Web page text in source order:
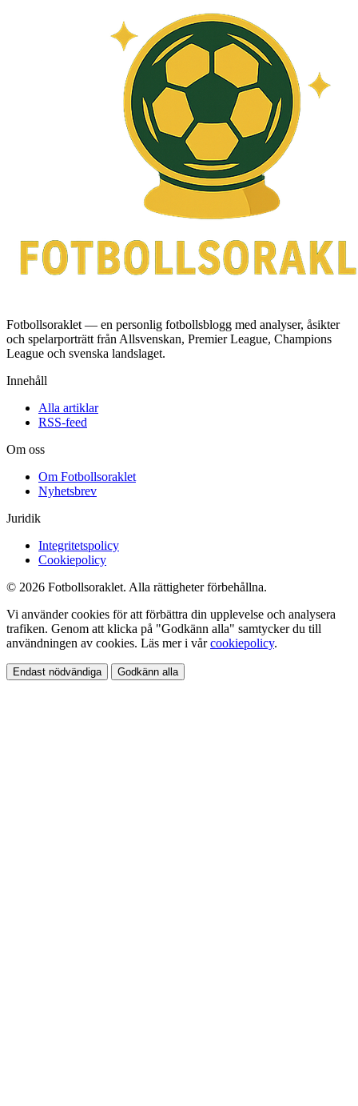
Fotbollsoraklet — en personlig fotbollsblogg med analyser, åsikter
och spelarporträtt från Allsvenskan, Premier League, Champions
League och svenska landslaget.
Innehåll
Alla artiklar
RSS-feed
Om oss
Om Fotbollsoraklet
Nyhetsbrev
Juridik
Integritetspolicy
Cookiepolicy
© 2026 Fotbollsoraklet. Alla rättigheter förbehållna.
Vi använder cookies för att förbättra din upplevelse och analysera
trafiken. Genom att klicka på "Godkänn alla" samtycker du till
användningen av cookies. Läs mer i vårcookiepolicy.
Endast nödvändiga Godkänn alla